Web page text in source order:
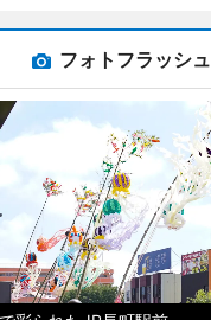
フォトフラッシュ